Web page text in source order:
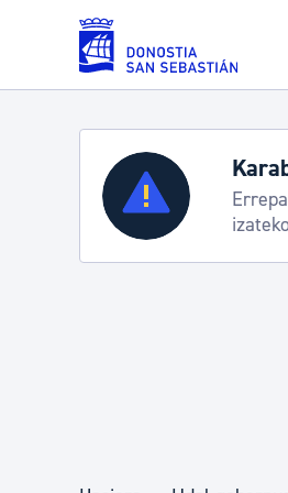
Eduki nagusira joan
Zerbitzuak
Errolda eta gai